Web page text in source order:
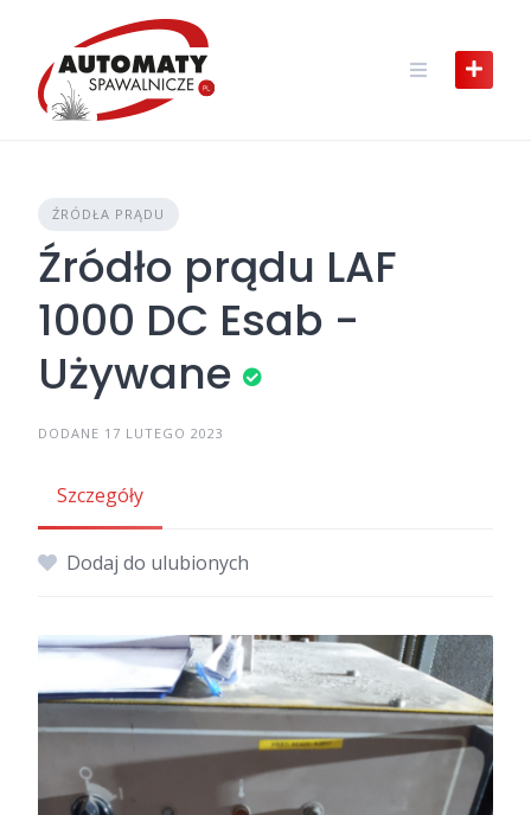
content
ŹRÓDŁA PRĄDU
Źródło prądu LAF
1000 DC Esab -
Używane
DODANE 17 LUTEGO 2023
Szczegóły
Dodaj do ulubionych